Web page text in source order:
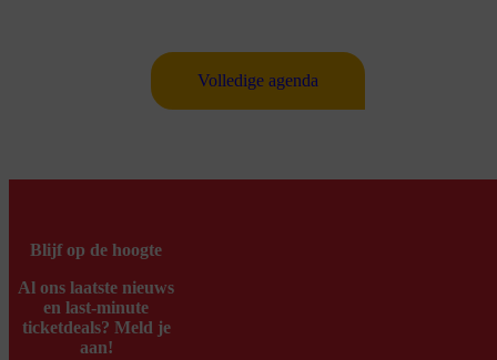
Volledige agenda
Blijf op de hoogte
Al ons laatste nieuws
en last-minute
ticketdeals? Meld je
aan!